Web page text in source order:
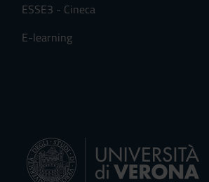
ESSE3 - Cineca
E-learning